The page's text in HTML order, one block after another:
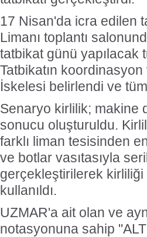
17 Nisan'da icra edilen
Limanı toplantı
tatbikat günü yapılacak
Tatbikatın
İskelesi belirlendi ve
Senaryo kirlilik; makine
sonucu oluşturuldu.
farklı liman tesisinden
ve botlar vasıtasıyla
gerçekleştirilerek
kullanıldı.
UZMAR'a ait olan ve
notasyonuna sahip